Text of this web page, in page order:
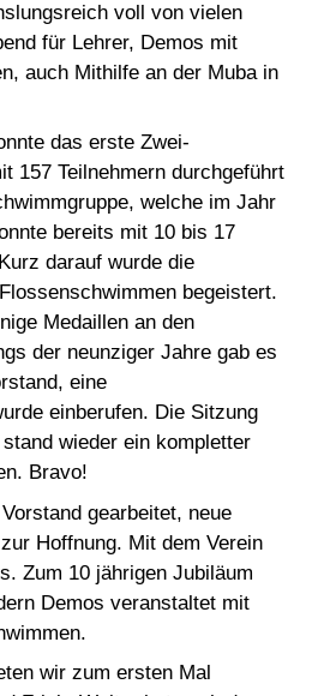
voll von vielen
für Lehrer, Demos mit
auch Mithilfe an der Muba in
das erste Zwei-
157 Teilnehmern durchgeführt
welche im Jahr
bereits mit 10 bis 17
darauf wurde die
begeistert.
Medaillen an den
der neunziger Jahre gab es
eine
einberufen. Die Sitzung
wieder ein kompletter
Bravo!
gearbeitet, neue
Hoffnung. Mit dem Verein
Zum 10 jährigen Jubiläum
Demos veranstaltet mit
wir zum ersten Mal